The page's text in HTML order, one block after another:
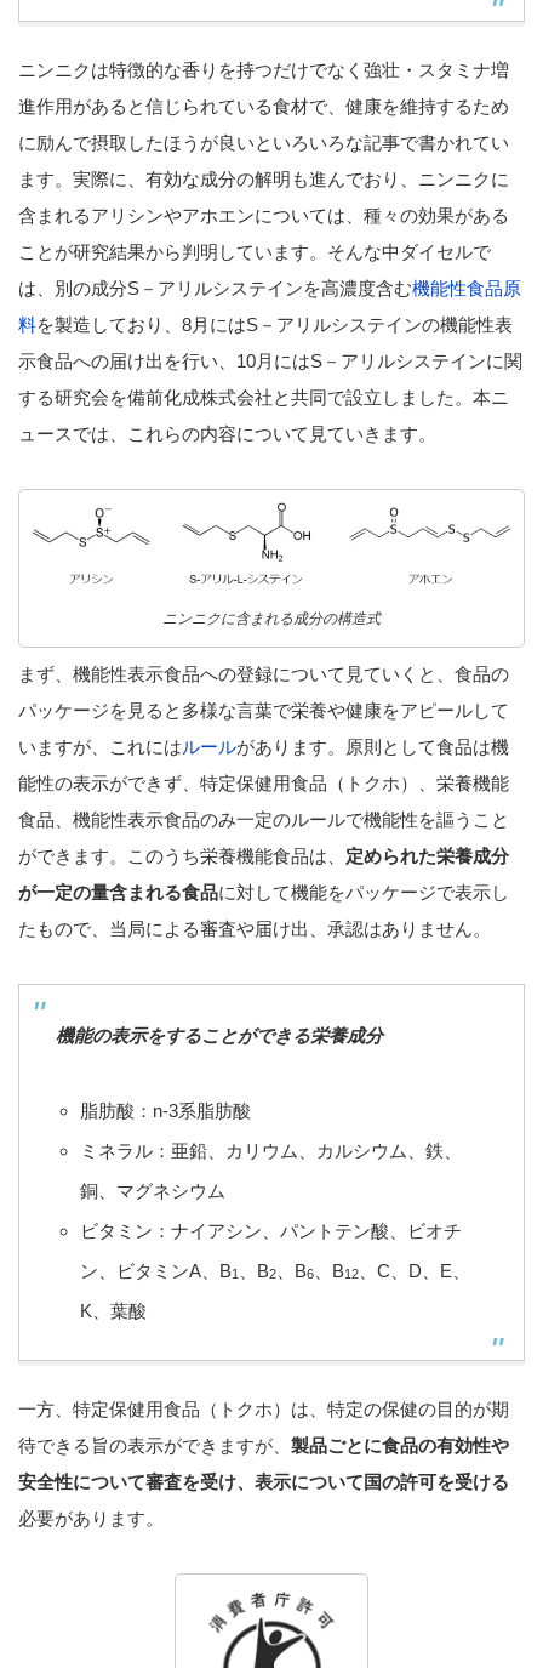
ニンニクは特徴的な香りを持つだけでなく強壮・スタミナ増
進作用があると信じられている食材で、健康を維持するため
に励んで摂取したほうが良いといろいろな記事で書かれてい
ます。実際に、有効な成分の解明も進んでおり、ニンニクに
含まれるアリシンやアホエンについては、種々の効果がある
ことが研究結果から判明しています。そんな中ダイセルで
は、別の成分S－アリルシステインを高濃度含む機能性食品原
料を製造しており、8月にはS－アリルシステインの機能性表
示食品への届け出を行い、10月にはS－アリルシステインに関
する研究会を備前化成株式会社と共同で設立しました。本ニ
ュースでは、これらの内容について見ていきます。
ニンニクに含まれる成分の構造式
まず、機能性表示食品への登録について見ていくと、食品の
パッケージを見ると多様な言葉で栄養や健康をアピールして
いますが、これにはルールがあります。原則として食品は機
能性の表示ができず、特定保健用食品（トクホ）、栄養機能
食品、機能性表示食品のみ一定のルールで機能性を謳うこと
ができます。このうち栄養機能食品は、 定められた栄養成分
が一定の量含まれる食品に対して機能をパッケージで表示し
たもので、当局による審査や届け出、承認はありません。
機能の表示をすることができる栄養成分
脂肪酸：n-3系脂肪酸
ミネラル：亜鉛、カリウム、カルシウム、鉄、
銅、マグネシウム
ビタミン：ナイアシン、パントテン酸、ビオチ
ン、ビタミンA、B1 、B2、B6、B12、C、D、E、
K、葉酸
一方、特定保健用食品（トクホ）は、特定の保健の目的が期
待できる旨の表示ができますが、 製品ごとに食品の有効性や
安全性について審査を受け、表示について国の許可を受ける
必要があります。